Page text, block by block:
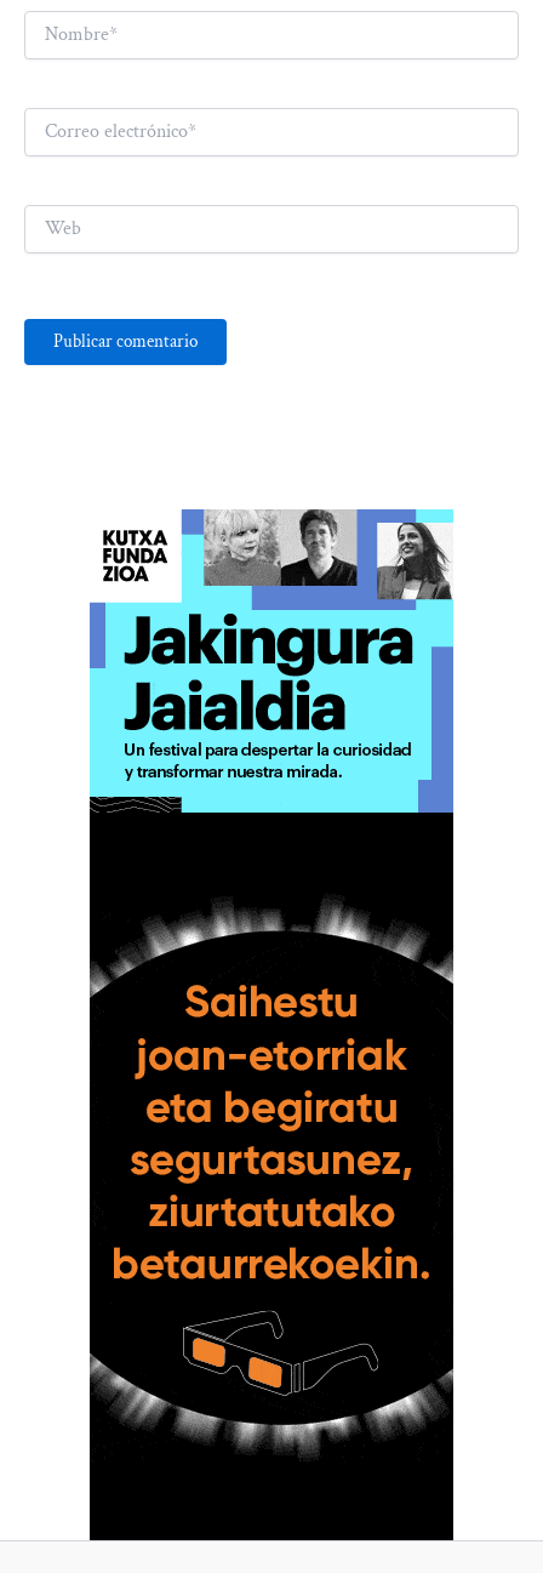
Nombre*
Correo
electrónico*
Web